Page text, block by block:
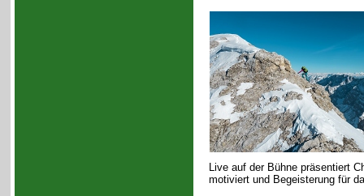
Live auf der Bühne präsentiert
motiviert und Begeisterung für